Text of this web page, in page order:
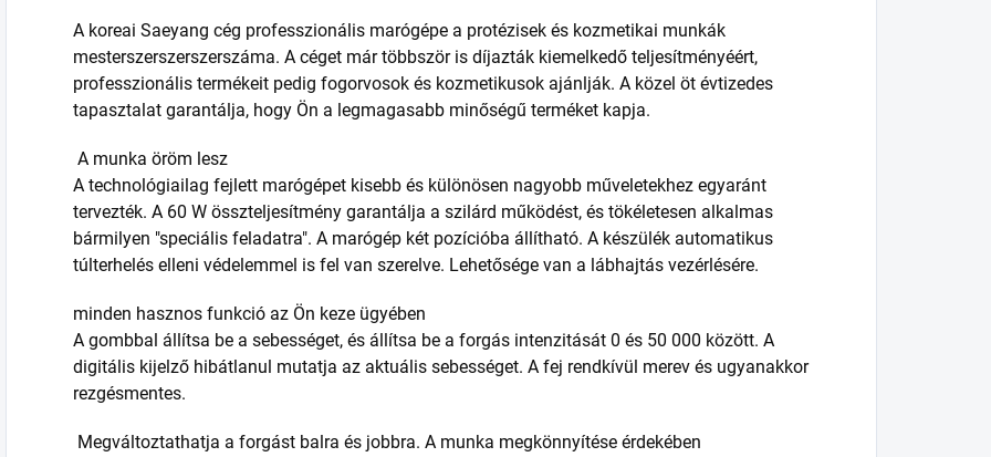
A koreai Saeyang cég professzionális marógépe a protézisek és kozmetikai munkák
mesterszerszerszerszáma. A céget már többször is díjazták kiemelkedő teljesítményéért,
professzionális termékeit pedig fogorvosok és kozmetikusok ajánlják. A közel öt évtizedes
tapasztalat garantálja, hogy Ön a legmagasabb minőségű terméket kapja.
A munka öröm lesz
A technológiailag fejlett marógépet kisebb és különösen nagyobb műveletekhez egyaránt
tervezték. A 60 W összteljesítmény garantálja a szilárd működést, és tökéletesen alkalmas
bármilyen "speciális feladatra". A marógép két pozícióba állítható. A készülék automatikus
túlterhelés elleni védelemmel is fel van szerelve. Lehetősége van a lábhajtás vezérlésére.
minden hasznos funkció az Ön keze ügyében
A gombbal állítsa be a sebességet, és állítsa be a forgás intenzitását 0 és 50 000 között. A
digitális kijelző hibátlanul mutatja az aktuális sebességet. A fej rendkívül merev és ugyanakkor
rezgésmentes.
Megváltoztathatja a forgást balra és jobbra. A munka megkönnyítése érdekében